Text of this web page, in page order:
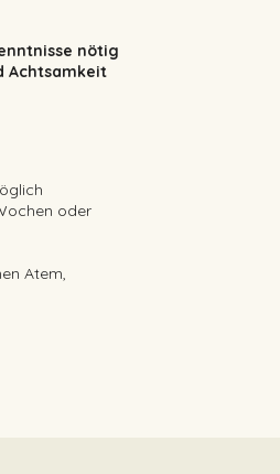
nötig
Achtsamkeit
oder
Atem,